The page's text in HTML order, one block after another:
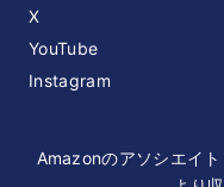
X
YouTube
Instagram
Amazonのアソシエイ